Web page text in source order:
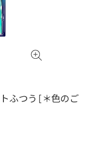
ふつう [＊色のご